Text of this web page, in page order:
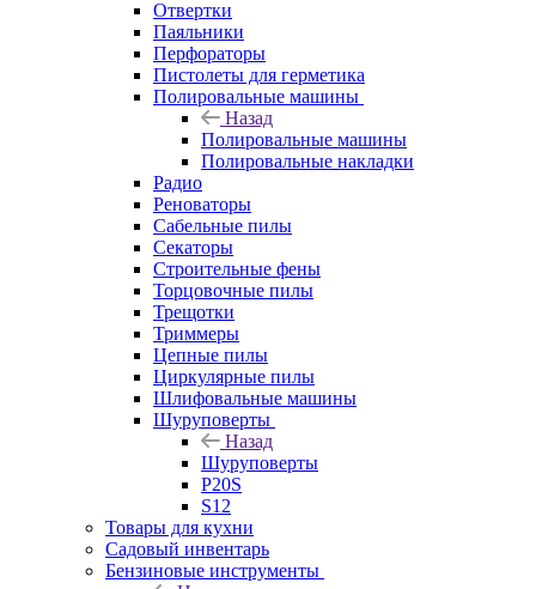
Отвертки
Паяльники
Перфораторы
Пистолеты для герметика
Полировальные машины
Назад
Полировальные машины
Полировальные накладки
Радио
Реноваторы
Сабельные пилы
Секаторы
Строительные фены
Торцовочные пилы
Трещотки
Триммеры
Цепные пилы
Циркулярные пилы
Шлифовальные машины
Шуруповерты
Назад
Шуруповерты
P20S
S12
Товары для кухни
Садовый инвентарь
Бензиновые инструменты